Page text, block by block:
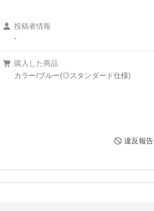
投稿者情報
-
購入した商品
カラー/ブルー(◎スタンダード仕様)
違反報告